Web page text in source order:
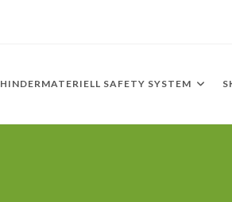
HINDERMATERIELL SAFETY SYSTEM